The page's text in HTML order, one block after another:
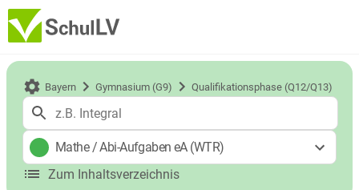
Bayern Gymnasium (G9) Qualifikationsphase (Q12/Q13)
Mathe/Abi-Aufgaben eA (WTR)
Zum Inhaltsverzeichnis